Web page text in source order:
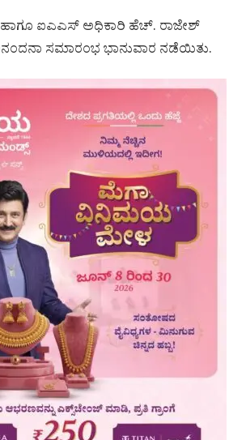
ಹಾಗೂ ಐಎಎಸ್ ಅಧಿಕಾರಿ ಹೆಚ್. ರಾಜೇಶ್
ಸಮಾರಂಭ ಭಾನುವಾರ ನಡೆಯಿತು.